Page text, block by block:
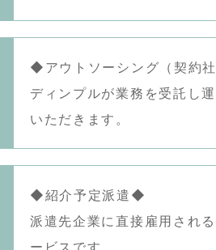
◆アウトソーシング（契約
ディンプルが業務を受託し
いただきます。
◆紹介予定派遣◆
派遣先企業に直接雇用され
ービスです。